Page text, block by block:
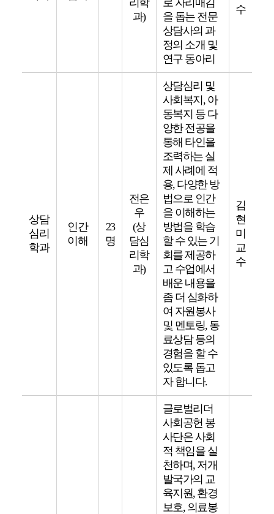
과)
을 돕는 전문
상담사의 과
정의 소개 및
연구 동아리
수
상담
심리
학과
인간
이해
23
명
전은
우
(상
담심
리학
과)
상담심리 및
사회복지, 아
동복지 등 다
양한 전공을
통해 타인을
조력하는 실
제 사례에 적
용, 다양한 방
법으로 인간
을 이해하는
방법을 학습
할 수 있는 기
회를 제공하
고 수업에서
배운 내용을
좀 더 심화하
여 자원봉사
및 멘토링, 동
료상담 등의
경험을 할 수
있도록 돕고
자 합니다.
김
현
미
교
수
글로벌리더
사회공헌 봉
사단은 사회
적 책임을 실
천하며, 저개
발국가의 교
육지원, 환경
보호, 의료봉